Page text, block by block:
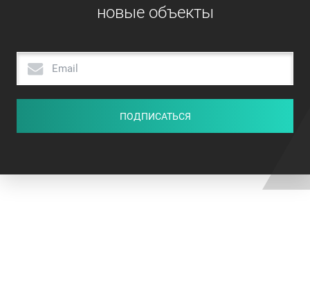
новые объекты
ПОДПИСАТЬСЯ